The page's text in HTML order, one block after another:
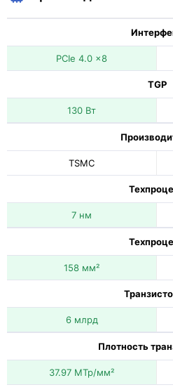
PCIe 4.0 x8
TGP
130 Вт
TSMC
7 нм
158 мм²
6 млрд
Плотность
37.97 МТр/мм²